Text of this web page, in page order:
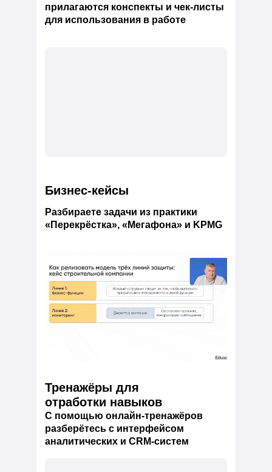
прилагаются конспекты и чек-листы
для использования в работе
Тренажёры для
отработки навыков
С помощью онлайн-тренажёров
разберётесь с интерфейсом
аналитических и CRM-систем
Бизнес-кейсы
Разбираете задачи из практики
«Перекрёстка», «Мегафона» и KPMG